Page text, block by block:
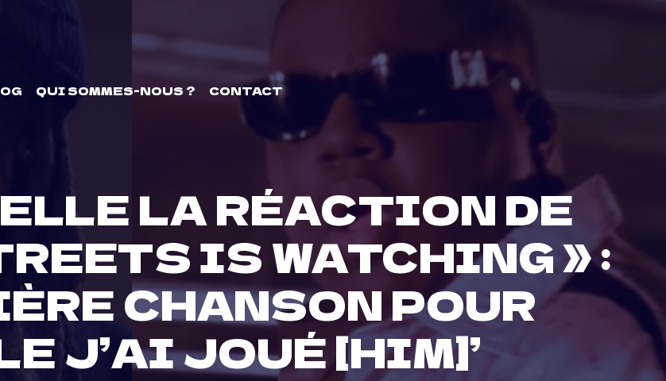
QUI SOMMES-NOUS ? CONTACT
LA RÉACTION DE
IS WATCHING » :
CHANSON POUR
J’AI JOUÉ [HIM]’